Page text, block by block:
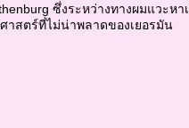
ซึ่งระหว่างทางผมแวะห
าสตร์ที่ไม่น่าพลาดของเยอรมัน